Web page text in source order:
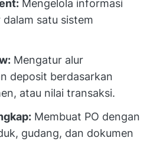
Mengelola informasi
satu sistem
Mengatur alur
deposit berdasarkan
atau nilai transaksi.
Membuat PO dengan
gudang, dan dokumen